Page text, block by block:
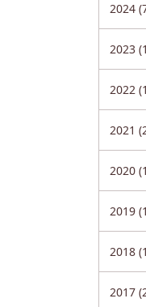
2024
2023
2022
2021
2020
2019
2018
2017